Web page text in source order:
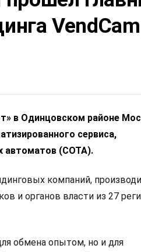
в Одинцовском районе
сервиса,
автоматов (СОТА).
компаний,
и органов власти из 27
обмена опытом, но и для